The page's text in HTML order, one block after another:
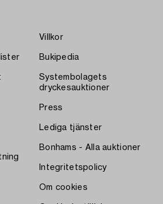
Villkor
Bukipedia
Systembolagets
dryckesauktioner
Press
Lediga tjänster
Bonhams - Alla auktioner
Integritetspolicy
Om cookies